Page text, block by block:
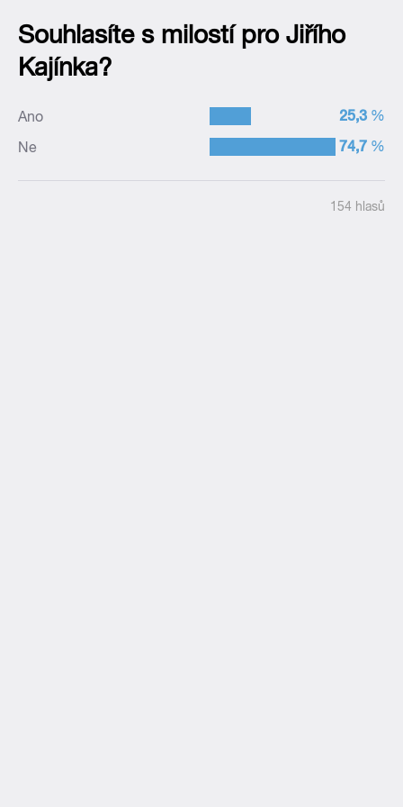
Souhlasíte s milostí pro Jiřího
Kajínka?
Ano 25,3 %
Ne
74,7 %
154 hlasů